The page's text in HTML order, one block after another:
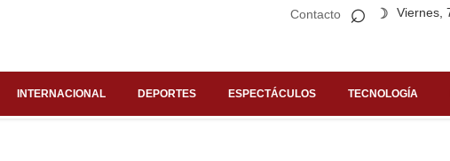
Contacto Viernes,
⌕ ☽
INTERNACIONAL DEPORTES ESPECTÁCULOS TECNOLOGÍA